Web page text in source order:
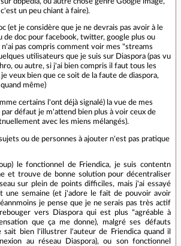
un peu chiant à faire).
(et je considère que je ne devrais pas avoir à le
de doc pour facebook, twitter, google plus ou
n'ai pas compris comment voir mes "streams
utilisateurs que je suis sur Diaspora (pas vu
ou autre, si j'ai bien compris il faut tous les
veux bien que ce soit de la faute de diaspora,
même)
certains l'ont déjà signalé) la vue de mes
par défaut je m'attend bien plus à voir ceux de
avec les miens mélangés).
ou de personnes à ajouter n'est pas pratique
le fonctionnel de Friendica, je suis contentn
et trouve de bonne solution pour décentraliser
sur plein de points difficiles, mais j'ai essayé
une semaine (et j'adore le fait de pouvoir avoir
je pense que je ne serais pas très actif
vers Diaspora qui est plus "agréable à
que ça me donne), malgré ses défauts
sait bien l'illustrer l'auteur de Friendica quand il
au réseau Diaspora), ou son fonctionnel